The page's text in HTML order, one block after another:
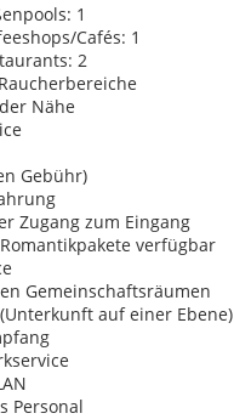
1
Cafés: 1
2
Nähe
Gebühr)
Zugang zum Eingang
verfügbar
Gemeinschaftsräumen
auf einer Ebene)
Personal